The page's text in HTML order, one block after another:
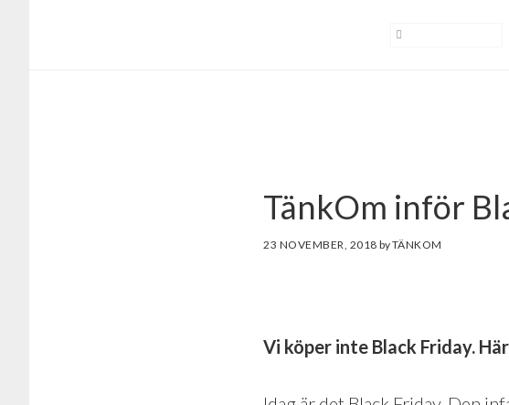
TänkOm inför
23 NOVEMBER, 2018 by
Vi köper inte Black Friday.